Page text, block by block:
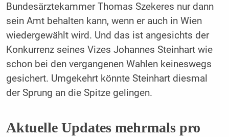
Bundesärztekammer Thomas Szekeres nur dann
sein Amt behalten kann, wenn er auch in Wien
wiedergewählt wird. Und das ist angesichts der
Konkurrenz seines Vizes Johannes Steinhart wie
schon bei den vergangenen Wahlen keineswegs
gesichert. Umgekehrt könnte Steinhart diesmal
der Sprung an die Spitze gelingen.
Aktuelle Updates mehrmals pro